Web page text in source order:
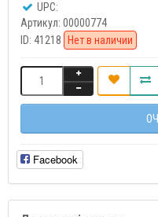
UPC:
Артикул: 00000774
ID: 41218 Нет в наличии
Facebook